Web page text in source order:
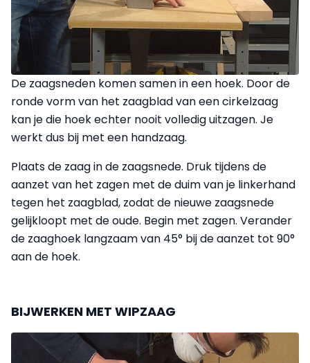
De zaagsneden komen samen in een hoek. Door de
ronde vorm van het zaagblad van een cirkelzaag
kan je die hoek echter nooit volledig uitzagen. Je
werkt dus bij met een handzaag.
Plaats de zaag in de zaagsnede. Druk tijdens de
aanzet van het zagen met de duim van je linkerhand
tegen het zaagblad, zodat de nieuwe zaagsnede
gelijkloopt met de oude. Begin met zagen. Verander
de zaaghoek langzaam van 45° bij de aanzet tot 90°
aan de hoek.
BIJWERKEN MET WIPZAAG